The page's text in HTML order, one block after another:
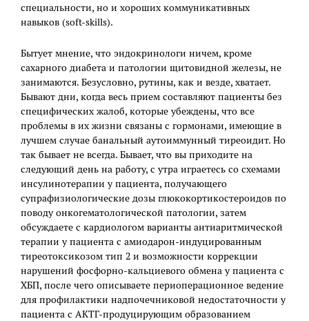
специальности, но и хороших коммуникативных
навыков (soft-skills).
Бытует мнение, что эндокринологи ничем, кроме
сахарного диабета и патологии щитовидной железы, не
занимаются. Безусловно, рутины, как и везде, хватает.
Бывают дни, когда весь прием составляют пациенты без
специфических жалоб, которые убеждены, что все
проблемы в их жизни связаны с гормонами, имеющие в
лучшем случае банальный аутоиммунный тиреоидит. Но
так бывает не всегда. Бывает, что вы приходите на
следующий день на работу, с утра играетесь со схемами
инсулинотерапии у пациента, получающего
супрафизиологические дозы глюкокортикостероидов по
поводу онкогематологической патологии, затем
обсуждаете с кардиологом варианты антиаритмической
терапии у пациента с амиодарон-индуцированным
тиреотоксикозом тип 2 и возможности коррекции
нарушений фосфорно-кальциевого обмена у пациента с
ХБП, после чего описываете периоперационное ведение
для профилактики надпочечниковой недостаточности у
пациента с АКТГ-продуцирующим образованием